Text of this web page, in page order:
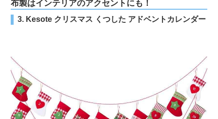
布製はインテリアのアクセントにも！
3. Kesote クリスマス くつした アドベントカレンダー